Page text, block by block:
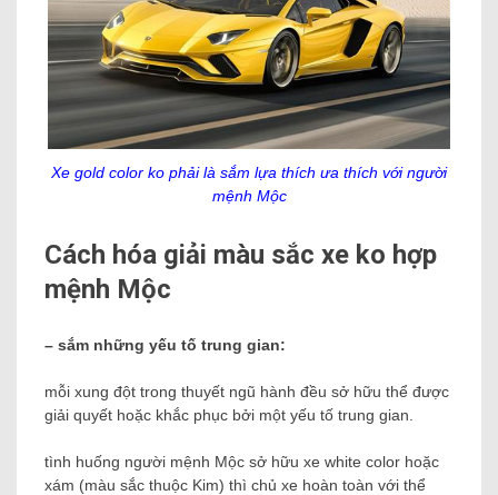
Xe gold color ko phải là sắm lựa thích ưa thích với người
mệnh Mộc
Cách hóa giải màu sắc xe ko hợp
mệnh Mộc
– sắm những yếu tố trung gian:
mỗi xung đột trong thuyết ngũ hành đều sở hữu thể được
giải quyết hoặc khắc phục bởi một yếu tố trung gian.
tình huống người mệnh Mộc sở hữu xe white color hoặc
xám (màu sắc thuộc Kim) thì chủ xe hoàn toàn với thể